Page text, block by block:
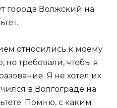
города Волжский на
относились к моему
но требовали, чтобы я
Я не хотел их
в Волгограде на
Помню, с каким